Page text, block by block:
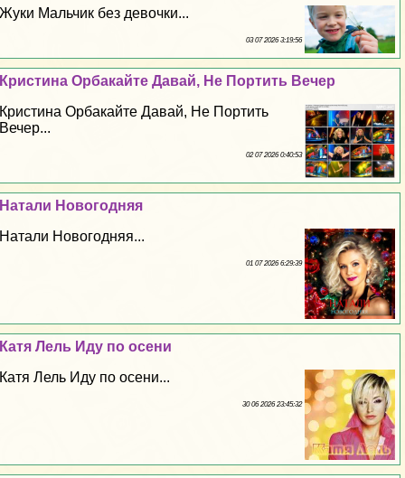
Жуки Мальчик без дeвoчки...
03 07 2026 3:19:56
Кристина Орбакайте Давай, Не Портить Вечер
Кристина Орбакайте Давай, Не Портить
Вечер...
02 07 2026 0:40:53
Натали Новогодняя
Натали Новогодняя...
01 07 2026 6:29:39
Катя Лель Иду по осени
Катя Лель Иду по осени...
30 06 2026 23:45:32